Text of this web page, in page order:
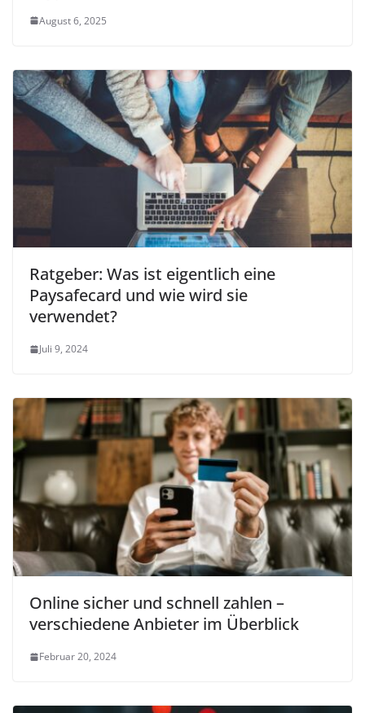
August 6, 2025
Ratgeber: Was ist eigentlich eine
Paysafecard und wie wird sie
verwendet?
Juli 9, 2024
Online sicher und schnell zahlen –
verschiedene Anbieter im Überblick
Februar 20, 2024